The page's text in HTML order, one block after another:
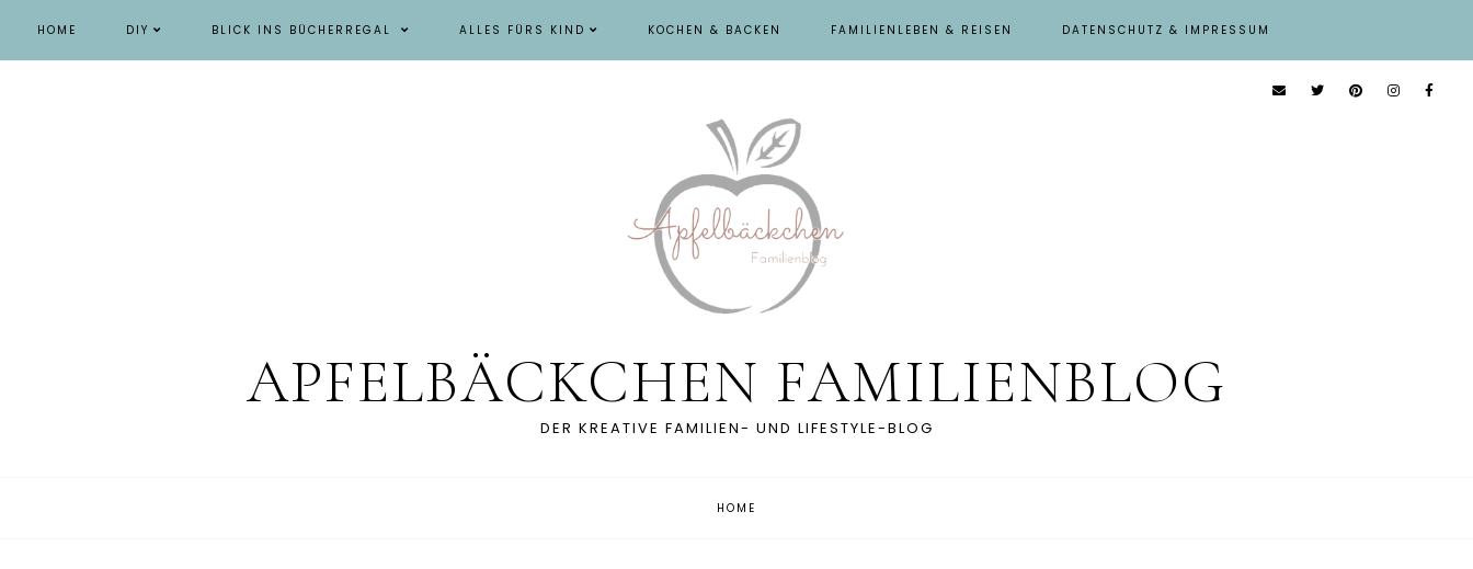
HOME DIY BLICK INS BÜCHERREGAL ALLES FÜRS KIND KOCHEN & BACKEN FAMILIENLEBEN & REISEN DATENSCHUTZ & IMPRESSUM
APFELBÄCKCHEN FAMILIENBLOG
DER KREATIVE FAMILIEN- UND LIFESTYLE-BLOG
HOME